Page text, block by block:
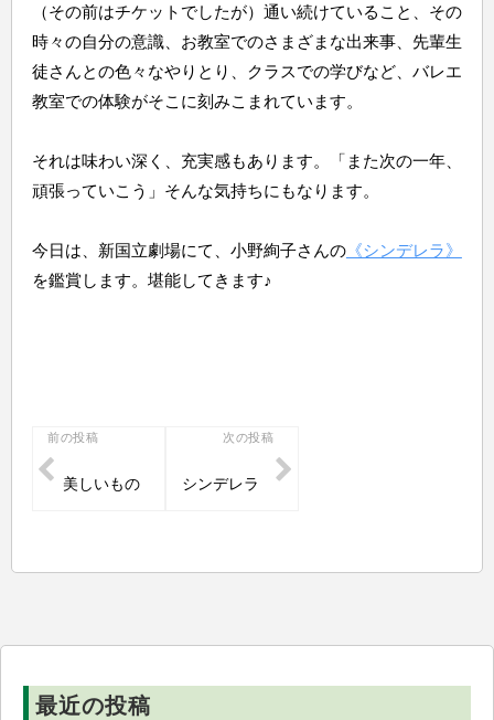
（その前はチケットでしたが）通い続けていること、その
時々の自分の意識、お教室でのさまざまな出来事、先輩生
徒さんとの色々なやりとり、クラスでの学びなど、バレエ
教室での体験がそこに刻みこまれています。
それは味わい深く、充実感もあります。「また次の一年、
頑張っていこう」そんな気持ちにもなります。
今日は、新国立劇場にて、小野絢子さんの《シンデレラ》
を鑑賞します。堪能してきます♪
投
稿
ン
前の投稿
美しいもの
次の投稿
シンデレラ
最近の投稿